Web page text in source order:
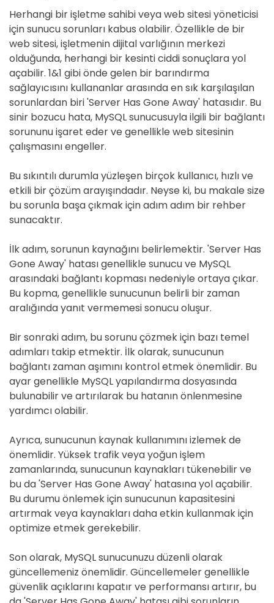
Herhangi bir işletme sahibi veya web sitesi yöneticisi
için sunucu sorunları kabus olabilir. Özellikle de bir
web sitesi, işletmenin dijital varlığının merkezi
olduğunda, herhangi bir kesinti ciddi sonuçlara yol
açabilir. 1&1 gibi önde gelen bir barındırma
sağlayıcısını kullananlar arasında en sık karşılaşılan
sorunlardan biri 'Server Has Gone Away' hatasıdır. Bu
sinir bozucu hata, MySQL sunucusuyla ilgili bir bağlantı
sorununu işaret eder ve genellikle web sitesinin
çalışmasını engeller.
Bu sıkıntılı durumla yüzleşen birçok kullanıcı, hızlı ve
etkili bir çözüm arayışındadır. Neyse ki, bu makale size
bu sorunla başa çıkmak için adım adım bir rehber
sunacaktır.
İlk adım, sorunun kaynağını belirlemektir. 'Server Has
Gone Away' hatası genellikle sunucu ve MySQL
arasındaki bağlantı kopması nedeniyle ortaya çıkar.
Bu kopma, genellikle sunucunun belirli bir zaman
aralığında yanıt vermemesi sonucu oluşur.
Bir sonraki adım, bu sorunu çözmek için bazı temel
adımları takip etmektir. İlk olarak, sunucunun
bağlantı zaman aşımını kontrol etmek önemlidir. Bu
ayar genellikle MySQL yapılandırma dosyasında
bulunabilir ve artırılarak bu hatanın önlenmesine
yardımcı olabilir.
Ayrıca, sunucunun kaynak kullanımını izlemek de
önemlidir. Yüksek trafik veya yoğun işlem
zamanlarında, sunucunun kaynakları tükenebilir ve
bu da 'Server Has Gone Away' hatasına yol açabilir.
Bu durumu önlemek için sunucunun kapasitesini
artırmak veya kaynakları daha etkin kullanmak için
optimize etmek gerekebilir.
Son olarak, MySQL sunucunuzu düzenli olarak
güncellemeniz önemlidir. Güncellemeler genellikle
güvenlik açıklarını kapatır ve performansı artırır, bu